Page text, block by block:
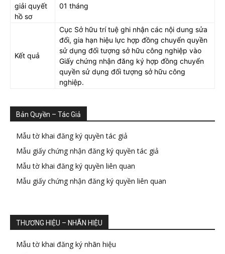
giải quyết
hồ sơ
01 tháng
Kết quả
Cục Sở hữu trí tuệ ghi nhận các nội dung sửa
đổi, gia hạn hiệu lực hợp đồng chuyển quyền
sử dụng đối tượng sở hữu công nghiệp vào
Giấy chứng nhận đăng ký hợp đồng chuyển
quyền sử dụng đối tượng sở hữu công
nghiệp.
Bản Quyền – Tác Giả
Mẫu tờ khai đăng ký quyền tác giả
Mẫu giấy chứng nhận đăng ký quyền tác giả
Mẫu tờ khai đăng ký quyền liên quan
Mẫu giấy chứng nhận đăng ký quyền liên quan
THƯƠNG HIỆU – NHÃN HIỆU
Mẫu tờ khai đăng ký nhãn hiệu